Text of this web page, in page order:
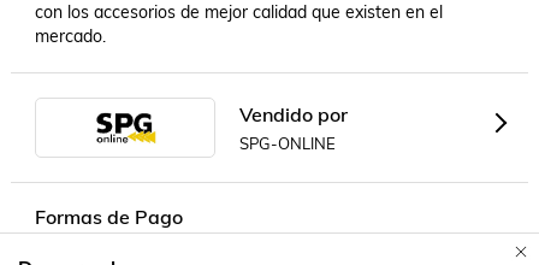
con los accesorios de mejor calidad que existen en el
mercado.
Vendido por
SPG-ONLINE
Formas de Pago